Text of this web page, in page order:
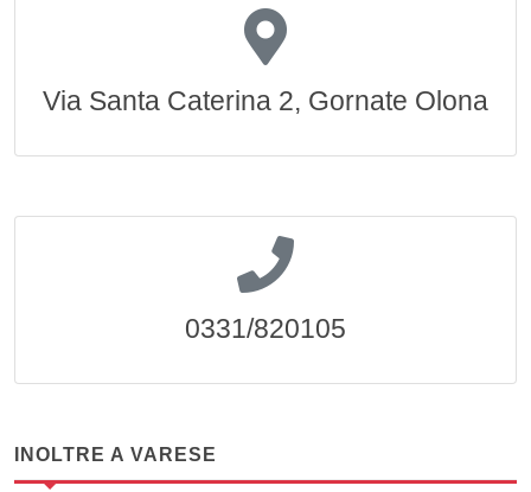
Via Santa Caterina 2, Gornate Olona
0331/820105
INOLTRE A VARESE